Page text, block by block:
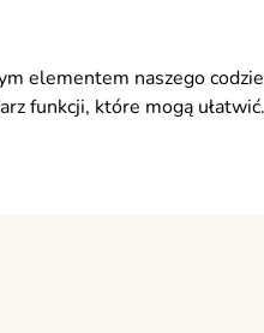
elementem naszego
funkcji, które mogą